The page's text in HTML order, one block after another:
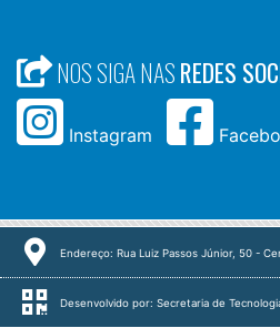
NOS SIGA NASREDES
Instagram
Endereço: Rua Luiz Passos Júnior, 50 -
Desenvolvido por: Secretaria de